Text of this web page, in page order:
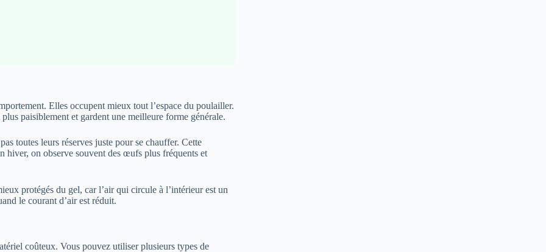
Elles occupent mieux tout l’espace du poulailler.
paisiblement et gardent une meilleure forme générale.
toutes leurs réserves juste pour se chauffer. Cette
hiver, on observe souvent des œufs plus fréquents et
protégés du gel, car l’air qui circule à l’intérieur est un
le courant d’air est réduit.
coûteux. Vous pouvez utiliser plusieurs types de